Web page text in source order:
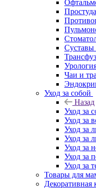
Чаи и
Уход за собой
Назад
Уход за
Уход за
Уход за
Уход за
Уход за
Уход за
Уход за
Товары для
Декоративная